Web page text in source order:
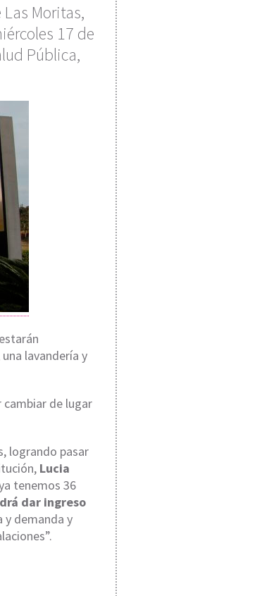
Moritas,
17 de
Pública,
lavandería y
cambiar de lugar
logrando pasar
Lucia
tenemos 36
dar ingreso
y demanda y